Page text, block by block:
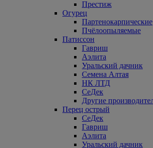
Престиж
Огурец
Партенокарпические
Пчёлоопыляемые
Патиссон
Гавриш
Аэлита
Уральский дачник
Семена Алтая
НК ЛТД
СеДек
Другие
Перец острый
СеДек
Гавриш
Аэлита
Уральский дачник